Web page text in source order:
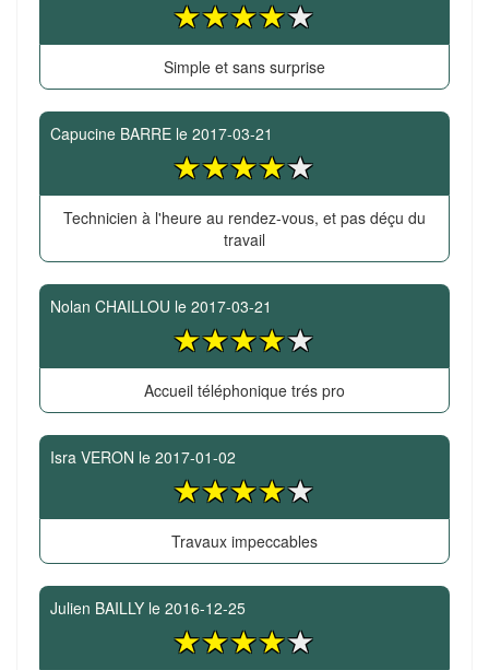
Simple et sans surprise
Capucine BARRE le 2017-03-21
Technicien à l'heure au rendez-vous, et pas déçu du
travail
Nolan CHAILLOU le 2017-03-21
Accueil téléphonique trés pro
Isra VERON le 2017-01-02
Travaux impeccables
Julien BAILLY le 2016-12-25